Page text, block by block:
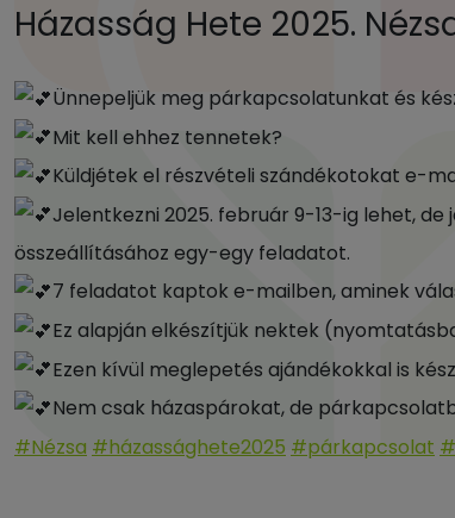
Házasság Hete 2025.
Ünnepeljük meg párkapcsolatunkat és
Mit kell ehhez tennetek?
Küldjétek el részvételi szándékotokat e-
Jelentkezni 2025. február 9-13-ig lehet,
összeállításához egy-egy feladatot.
7 feladatot kaptok e-mailben, aminek
Ez alapján elkészítjük nektek
Ezen kívül meglepetés ajándékokkal is
Nem csak házaspárokat, de
#Nézsa #házassághete2025 #párkapcsolat